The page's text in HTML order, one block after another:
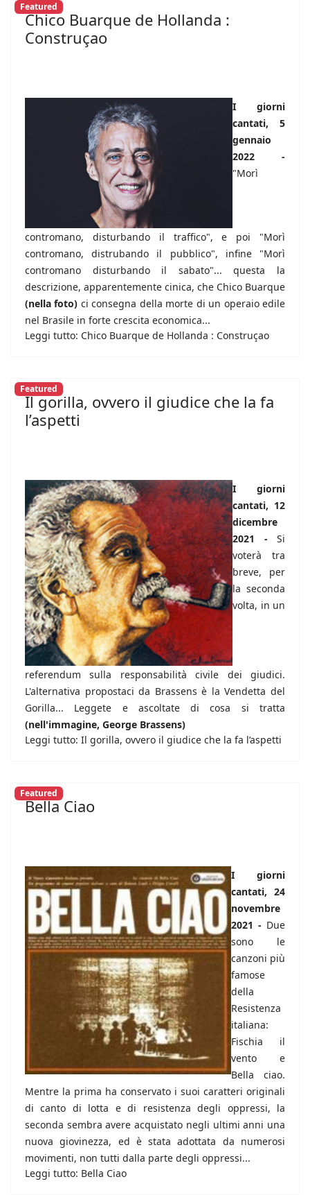
Featured
Chico Buarque de Hollanda :
Construçao
I giorni
cantati, 5
gennaio
2022 -
"Morì
contromano, disturbando il traffico", e poi "Morì
contromano, distrubando il pubblico", infine "Morì
contromano disturbando il sabato"... questa la
descrizione, apparentemente cinica, che Chico Buarque
(nella foto) ci consegna della morte di un operaio edile
nel Brasile in forte crescita economica...
Leggi tutto: Chico Buarque de Hollanda : Construçao
Featured
Il gorilla, ovvero il giudice che la fa
l’aspetti
I giorni
cantati, 12
dicembre
2021 - Si
voterà tra
breve, per
la seconda
volta, in un
referendum sulla responsabilità civile dei giudici.
L'alternativa propostaci da Brassens è la Vendetta del
Gorilla... Leggete e ascoltate di cosa si tratta
(nell'immagine, George Brassens)
Leggi tutto: Il gorilla, ovvero il giudice che la fa l’aspetti
Featured
Bella Ciao
I giorni
cantati, 24
novembre
2021 - Due
sono le
canzoni più
famose
della
Resistenza
italiana:
Fischia il
vento e
Bella ciao.
Mentre la prima ha conservato i suoi caratteri originali
di canto di lotta e di resistenza degli oppressi, la
seconda sembra avere acquistato negli ultimi anni una
nuova giovinezza, ed è stata adottata da numerosi
movimenti, non tutti dalla parte degli oppressi...
Leggi tutto: Bella Ciao